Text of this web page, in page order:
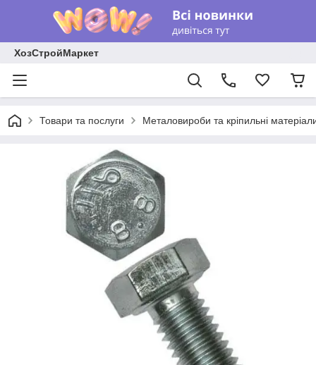
ХозСтройМаркет
Товари та послуги Металовироби та кріпильні